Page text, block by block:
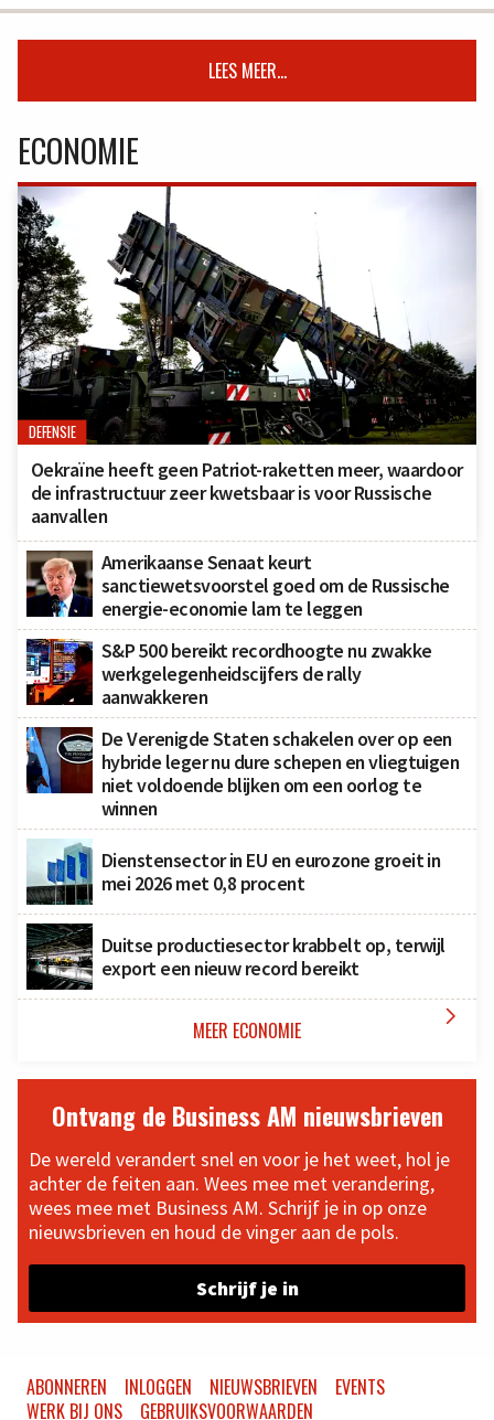
LEES MEER...
ECONOMIE
DEFENSIE
Oekraïne heeft geen Patriot-raketten meer, waardoor
de infrastructuur zeer kwetsbaar is voor Russische
aanvallen
Amerikaanse Senaat keurt
sanctiewetsvoorstel goed om de Russische
energie-economie lam te leggen
S&P 500 bereikt recordhoogte nu zwakke
werkgelegenheidscijfers de rally
aanwakkeren
De Verenigde Staten schakelen over op een
hybride leger nu dure schepen en vliegtuigen
niet voldoende blijken om een oorlog te
winnen
Dienstensector in EU en eurozone groeit in
mei 2026 met 0,8 procent
Duitse productiesector krabbelt op, terwijl
export een nieuw record bereikt
MEER ECONOMIE 
Ontvang de Business AM nieuwsbrieven
De wereld verandert snel en voor je het weet, hol je
achter de feiten aan. Wees mee met verandering,
wees mee met Business AM. Schrijf je in op onze
nieuwsbrieven en houd de vinger aan de pols.
Schrijf je in
ABONNEREN INLOGGEN NIEUWSBRIEVEN
EVENTS
WERK BIJ ONS
GEBRUIKSVOORWAARDEN